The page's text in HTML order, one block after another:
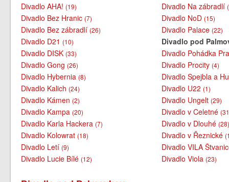
Divadlo AHA!(19)
Divadlo Bez Hranic(7)
Divadlo Bez zábradlí(26)
Divadlo D21(10)
Divadlo DISK(33)
Divadlo Gong(26)
Divadlo Hybernia(8)
Divadlo Kalich(24)
Divadlo Kámen(2)
Divadlo Kampa(20)
Divadlo Karla Hackera(7)
Divadlo Kolowrat(18)
Divadlo Letí(9)
Divadlo Lucie Bílé(12)
Divadlo Na zábradlí
Divadlo NoD(15)
Divadlo Palace(22)
Divadlo pod
Divadlo Pohádka
Divadlo Procity(4)
Divadlo Spejbla a
Divadlo U22(1)
Divadlo Ungelt(29)
Divadlo v Celetné
Divadlo v Dlouhé
Divadlo v Řeznické
Divadlo VILA
Divadlo Viola(23)